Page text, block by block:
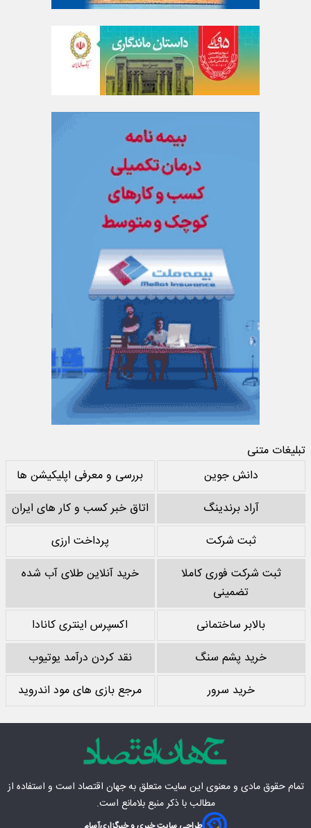
تبلیغات متنی
دانش جوین
بررسی و معرفی اپلیکیشن ها
آراد برندینگ
اتاق خبر کسب و کار های ایران
ثبت شرکت
پرداخت ارزی
ثبت شرکت فوری کاملا
تضمینی
خرید آنلاین طلای آب شده
بالابر ساختمانی
اکسپرس اینتری کانادا
خرید پشم سنگ
نقد کردن درآمد یوتیوب
خرید سرور
مرجع بازی های مود اندروید
تمام حقوق مادی‌ و معنوی این سایت متعلق بهجهان اقتصاد است و استفاده از
مطالب با ذکر منبع بلامانع است.